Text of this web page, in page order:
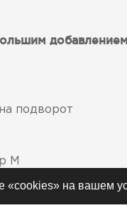
«cookies» на вашем
подворот
M